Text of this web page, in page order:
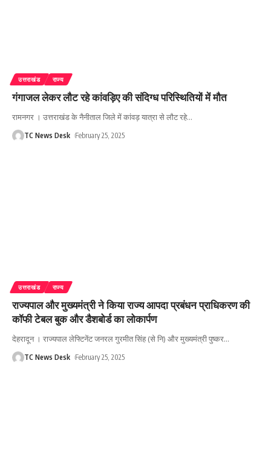
उत्तराखंड राज्य
गंगाजल लेकर लौट रहे कांवड़िए की संदिग्ध परिस्थितियों में मौत
रामनगर । उत्तराखंड के नैनीताल जिले में कांवड़ यात्रा से लौट रहे…
TC News Desk February 25, 2025
उत्तराखंड राज्य
राज्यपाल और मुख्यमंत्री ने किया राज्य आपदा प्रबंधन प्राधिकरण की
कॉफी टेबल बुक और डैशबोर्ड का लोकार्पण
देहरादून । राज्यपाल लेफ्टिनेंट जनरल गुरमीत सिंह (से नि) और मुख्यमंत्री पुष्कर…
TC News Desk February 25, 2025